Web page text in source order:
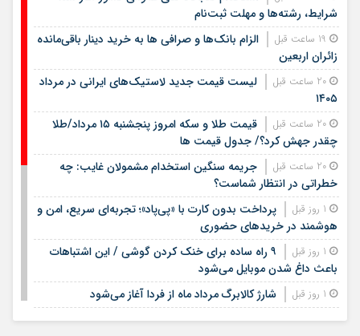
شرایط، رشته‌ها و مهلت ثبت‌نام
الزام بانک‌ها و صرافی ها به خرید دینار باقی‌مانده
زائران اربعین
لیست قیمت جدید لاستیک‌های ایرانی در مرداد
۱۴۰۵
قیمت طلا و سکه امروز پنجشنبه ۱۵ مرداد/طلا
چقدر جهش کرد؟/ جدول قیمت ها
جریمه سنگین استخدام مشمولان غایب: چه
خطراتی در انتظار شماست؟
پرداخت بدون کارت با «پی‌پاد»؛ تجربه‌ای سریع، امن و
هوشمند در خریدهای حضوری
۹ راه ساده برای خنک کردن گوشی / این اشتباهات
باعث داغ شدن موبایل می‌شود
شارژ کالابرگ مرداد ماه از فردا آغاز می‌شود
1 روز قبل
لیست قیمت اجاره مسکن در شهرک غرب |